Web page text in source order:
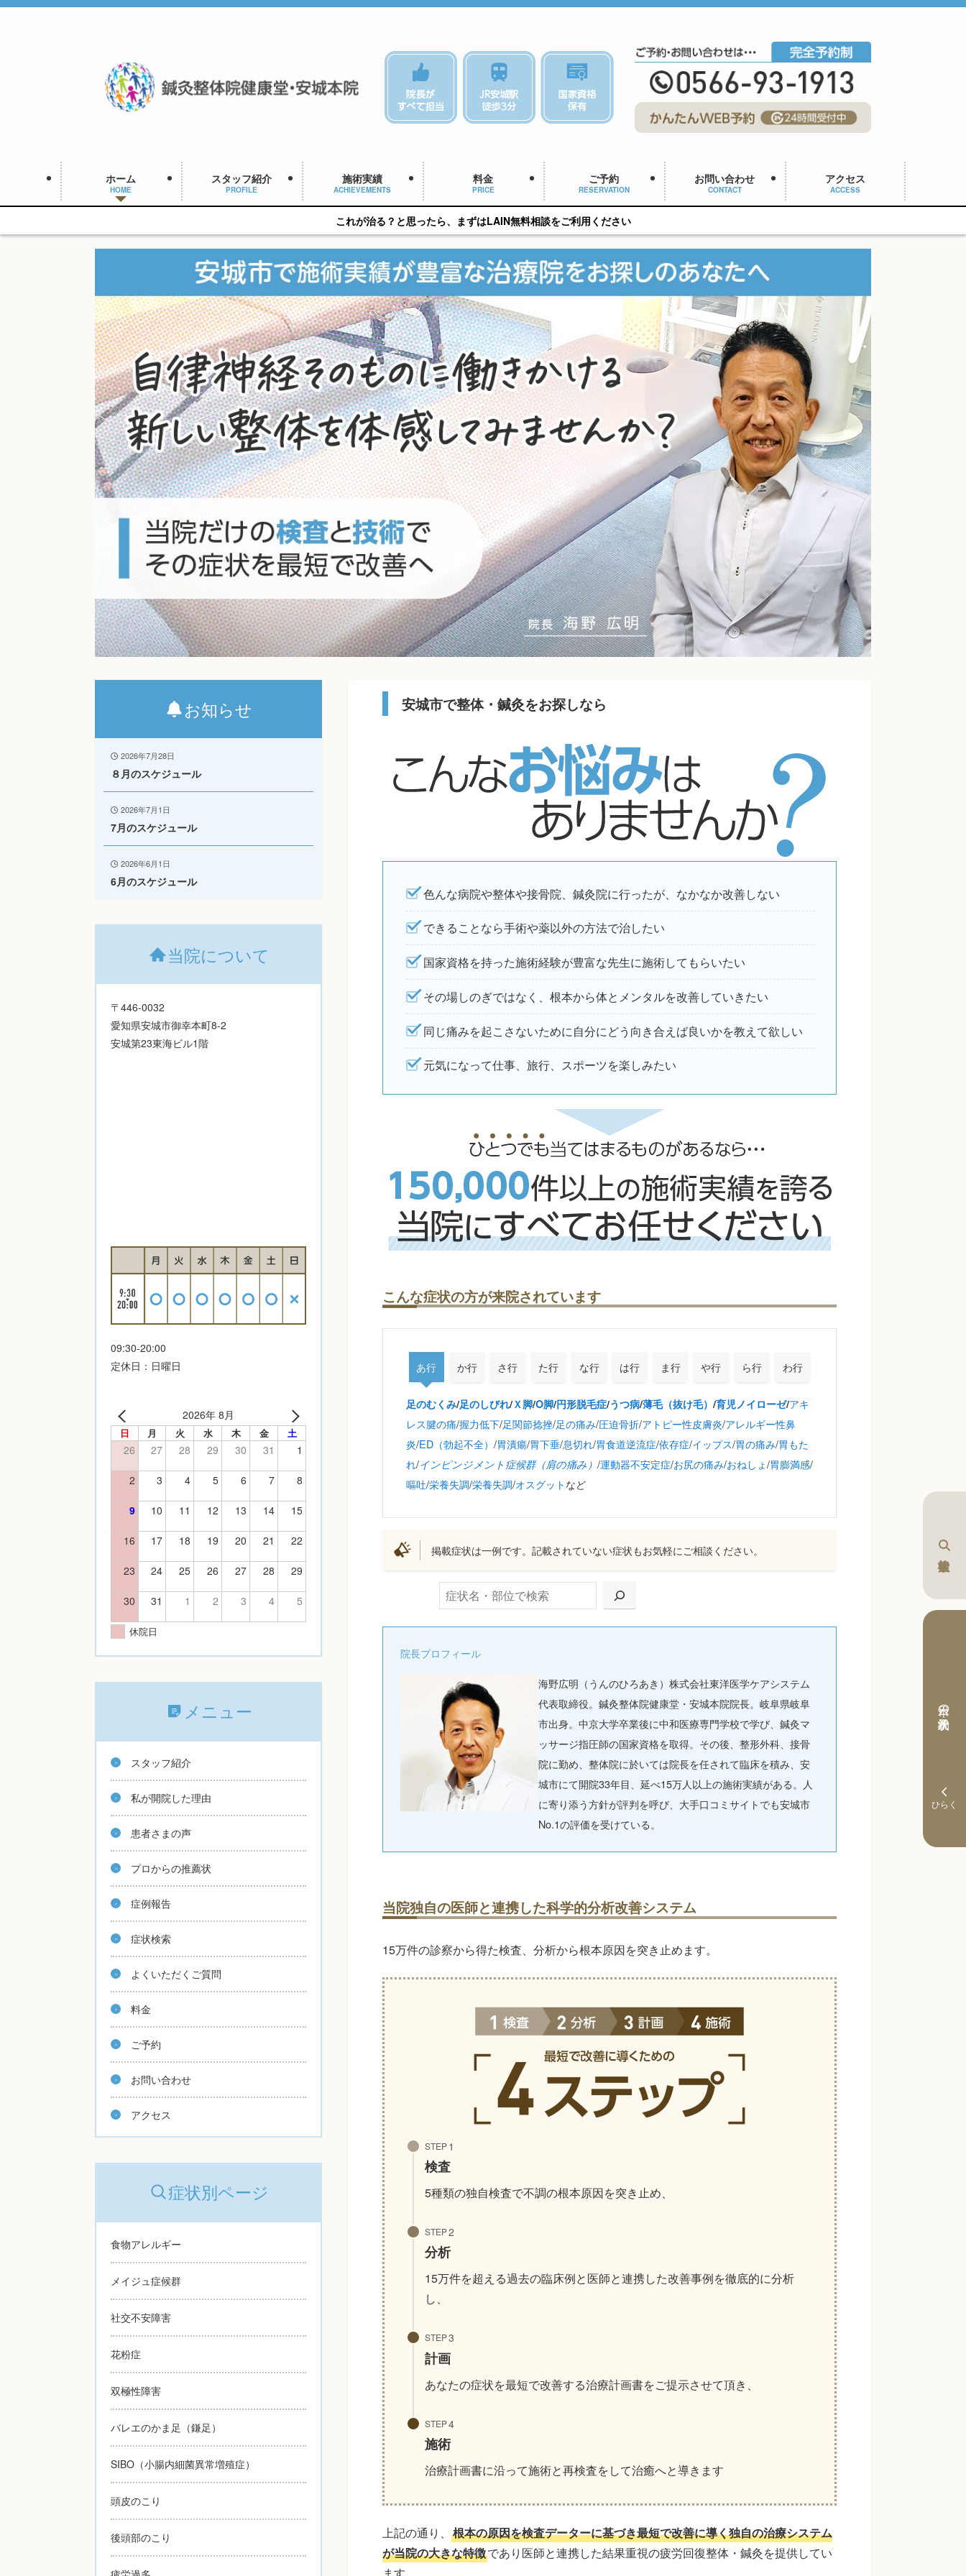
ホーム
HOME
スタッフ紹介
PROFILE
施術実績
ACHIEVEMENTS
料金
PRICE
ご予約
RESERVATION
お問い合わせ
CONTACT
アクセス
ACCESS
これが治る？と思ったら、まずはLAIN無料相談をご利用ください
本日の予約状況
安城市で整体・鍼灸をお探しなら
色んな病院や整体や接骨院、鍼灸院に行ったが、なかなか改善しない
できることなら手術や薬以外の方法で治したい
国家資格を持った施術経験が豊富な先生に施術してもらいたい
その場しのぎではなく、根本から体とメンタルを改善していきたい
同じ痛みを起こさないために自分にどう向き合えば良いかを教えて欲しい
元気になって仕事、旅行、スポーツを楽しみたい
こんな症状の方が来院されています
あ行 か行 さ行 た行 な行 は行 ま行 や行 ら行 わ行
足のむくみ/足のしびれ/Ｘ脚/O脚/円形脱毛症/うつ病/薄毛（抜け毛） /育児ノイローゼ/アキ
レス腱の痛/握力低下/足関節捻挫/足の痛み/圧迫骨折/アトピー性皮膚炎/アレルギー性鼻
炎/ED（勃起不全） /胃潰瘍/胃下垂/息切れ/胃食道逆流症/依存症/イップス/胃の痛み/胃もた
れ/インピンジメント症候群（肩の痛み） /運動器不安定症/お尻の痛み/おねしょ/胃膨満感/
嘔吐/栄養失調/栄養失調/オスグットなど
掲載症状は一例です。記載されていない症状もお気軽にご相談ください。
院長プロフィール
海野広明（うんのひろあき）株式会社東洋医学ケアシステム
代表取締役。鍼灸整体院健康堂・安城本院院長。岐阜県岐阜
市出身。中京大学卒業後に中和医療専門学校で学び、鍼灸マ
ッサージ指圧師の国家資格を取得。その後、整形外科、接骨
院に勤め、整体院に於いては院長を任されて臨床を積み、安
城市にて開院33年目、延べ15万人以上の施術実績がある。人
に寄り添う方針が評判を呼び、大手口コミサイトでも安城市
No.1の評価を受けている。
当院独自の医師と連携した科学的分析改善システム
15万件の診察から得た検査、分析から根本原因を突き止めます。
STEP
検査
5種類の独自検査で不調の根本原因を突き止め、
STEP
分析
15万件を超える過去の臨床例と医師と連携した改善事例を徹底的に分析
し、
STEP
計画
あなたの症状を最短で改善する治療計画書をご提示させて頂き、
STEP
施術
治療計画書に沿って施術と再検査をして治癒へと導きます
上記の通り、 根本の原因を検査データーに基づき最短で改善に導く独自の治療システム
が当院の大きな特徴であり医師と連携した結果重視の疲労回復整体・鍼灸を提供してい
お知らせ
2026年7月28日
８月のスケジュール
2026年7月1日
7月のスケジュール
2026年6月1日
6月のスケジュール
当院について
〒446-0032
愛知県安城市御幸本町8-2
安城第23東海ビル1階
09:30-20:00
定休日：日曜日
2026年 8月
日 月 火 水 木 金 土
26 27 28 29 30 31 1
2 3 4 5 6 7 8
9 10 11 12 13 14 15
16 17 18 19 20 21 22
23 24 25 26 27 28 29
30 31 1 2 3 4 5
休院日
メニュー
スタッフ紹介
私が開院した理由
患者さまの声
プロからの推薦状
症例報告
症状検索
よくいただくご質問
料金
ご予約
お問い合わせ
アクセス
症状別ページ
食物アレルギー
メイジュ症候群
社交不安障害
花粉症
双極性障害
バレエのかま足（鎌足）
SIBO（小腸内細菌異常増殖症）
頭皮のこり
後頭部のこり